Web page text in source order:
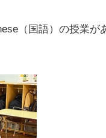
（国語）の授業が